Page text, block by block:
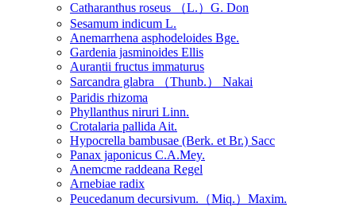
Catharanthus roseus （L.）G. Don
Sesamum indicum L.
Anemarrhena asphodeloides Bge.
Gardenia jasminoides Ellis
Aurantii fructus immaturus
Sarcandra glabra （Thunb.） Nakai
Paridis rhizoma
Phyllanthus niruri Linn.
Crotalaria pallida Ait.
Hypocrella bambusae (Berk. et Br.) Sacc
Panax japonicus C.A.Mey.
Anemcme raddeana Regel
Arnebiae radix
Peucedanum decursivum.（Miq.）Maxim.